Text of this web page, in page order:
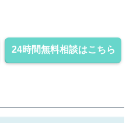
24時間無料相談はこちら